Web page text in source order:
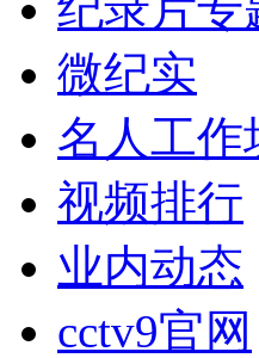
微纪实
名人工作
视频排行
业内动态
cctv9官网